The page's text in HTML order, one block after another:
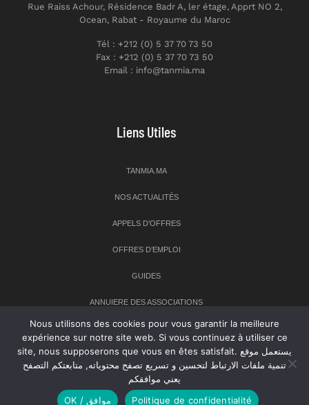
Rue Raiss Achour, Résidence Badr A, ler étage, Apprt NO 2,
Ocean, Rabat - Royaume du Maroc
Tél : +212 (0) 5 37 70 73 50
Fax : +212 (0) 5 37 70 73 50
Email : info@tanmia.ma
Liens Utiles
TANMIA.MA
NOS ACTUALITÉS
APPELS D’OFFRES
OFFRES D’EMPLOI
GUIDES
ANNUIERE DES ASSOCIATIONS
Newsletter
Inscrivez-vous à notre newsletter pour recevoir les dernières
nouvelles sur TANMIA
Nous utilisons des cookies pour vous garantir la meilleure
expérience sur notre site web. Si vous continuez à utiliser ce
site, nous supposerons que vous en êtes satisfait. يستعمل موقع
تنمية ملفات الارتباط لتحسين و تسريع تصفح محتوياته, متابعتكم التصفح
يعني موافقكم
OK / موافق
Politique de confidentialité